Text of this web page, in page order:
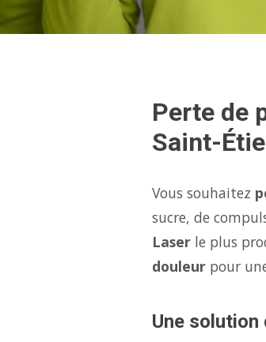
Perte de
Saint-
Vous souhaitez
sucre, de
Laser le plus
douleur pour
Une